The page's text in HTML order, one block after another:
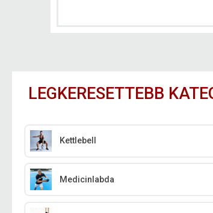
LEGKERESETTEBB
Kettlebell
Medicinlabda